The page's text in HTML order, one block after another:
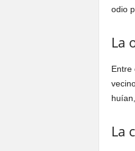
odio
La
Entre
La